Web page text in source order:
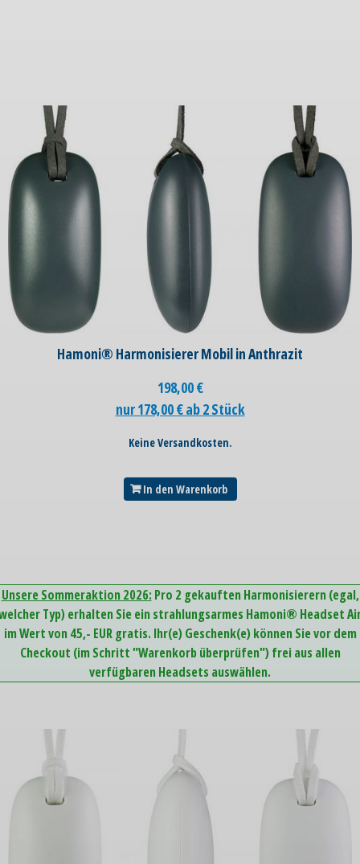
Hamoni® Harmonisierer Mobil in Anthrazit
198,00€
nur 178,00 € ab 2 Stück
Keine Versandkosten.
In den Warenkorb
Unsere Sommeraktion 2026: Pro 2 gekauften Harmonisierern (egal,
Typ) erhalten Sie ein strahlungsarmes Hamoni® Headset
im Wert von 45,- EUR gratis. Ihr(e) Geschenk(e) können Sie vor dem
Checkout (im Schritt "Warenkorb überprüfen") frei aus allen
verfügbaren Headsets auswählen.